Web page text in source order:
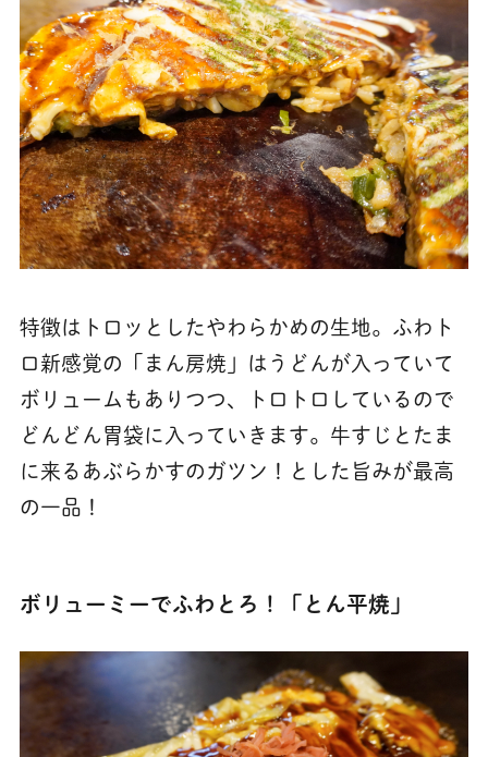
特徴はトロッとしたやわらかめの生地。ふわト
ロ新感覚の「まん房焼」はうどんが入っていて
ボリュームもありつつ、トロトロしているので
どんどん胃袋に入っていきます。牛すじとたま
に来るあぶらかすのガツン！とした旨みが最高
の一品！
ボリューミーでふわとろ！「とん平焼」